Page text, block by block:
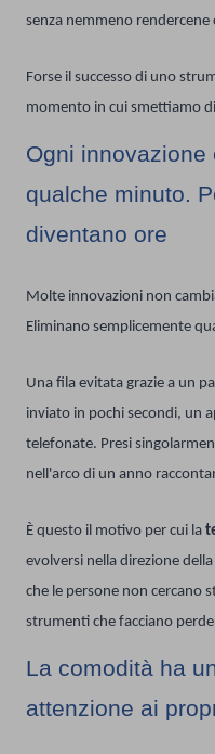
senza nemmeno rendercene
Forse il successo di uno
momento in cui smettiamo
Ogni innovazione
qualche minuto.
diventano ore
Molte innovazioni non
Eliminano semplicemente
Una fila evitata grazie a un
inviato in pochi secondi, un
telefonate. Presi
nell'arco di un anno
È questo il motivo per cui la
evolversi nella direzione
che le persone non cercano
strumenti che facciano
La comodità ha
attenzione ai